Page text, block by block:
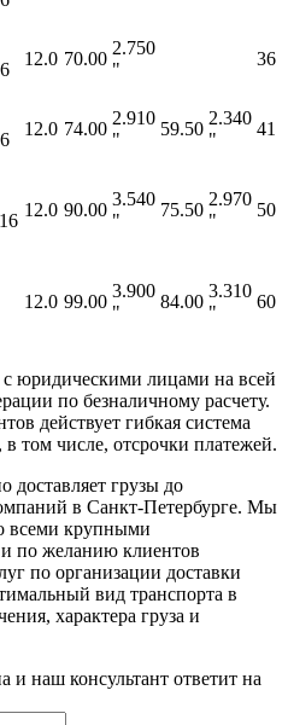
12.0 70.00
2.750
"
36
12.0 74.00
2.910
"
59.50
2.340
"
41
12.0 90.00
3.540
"
75.50
2.970
"
50
12.0 99.00
3.900
"
84.00
3.310
"
60
юридическими лицами на всей
по безналичному расчету.
действует гибкая система
том числе, отсрочки платежей.
доставляет грузы до
в Санкт-Петербурге. Мы
всеми крупными
по желанию клиентов
по организации доставки
вид транспорта в
характера груза и
и наш консультант ответит на